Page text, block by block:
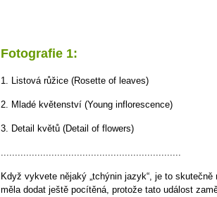
Fotografie 1:
1. Listová růžice (Rosette of leaves)
2. Mladé květenství (Young inflorescence)
3. Detail květů (Detail of flowers)
................................................................
Když vykvete nějaký „tchýnin jazyk“, je to
měla dodat ještě pocítěná, protože tato událost